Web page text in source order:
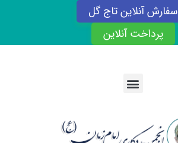
سفارش آنلاین تاج گل
پرداخت آنلاین